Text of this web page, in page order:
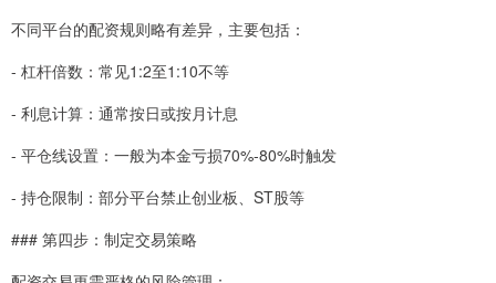
不同平台的配资规则略有差异，主要包括：
- 杠杆倍数：常见1:2至1:10不等
- 利息计算：通常按日或按月计息
- 平仓线设置：一般为本金亏损70%-80%时触发
- 持仓限制：部分平台禁止创业板、ST股等
### 第四步：制定交易策略